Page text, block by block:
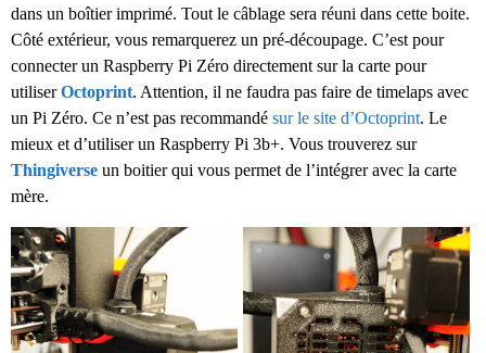
dans un boîtier imprimé. Tout le câblage sera réuni dans cette boite.
Côté extérieur, vous remarquerez un pré-découpage. C’est pour
connecter un Raspberry Pi Zéro directement sur la carte pour
utiliserOctoprint. Attention, il ne faudra pas faire de timelaps avec
un Pi Zéro. Ce n’est pas recommandé sur le site d’Octoprint. Le
mieux et d’utiliser un Raspberry Pi 3b+. Vous trouverez sur
Thingiverse un boitier qui vous permet de l’intégrer avec la carte
mère.